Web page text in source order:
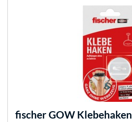
fischerGOW Klebehaken